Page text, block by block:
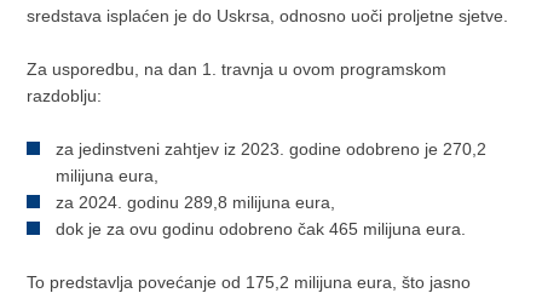
sredstava isplaćen je do Uskrsa, odnosno uoči proljetne sjetve.
Za usporedbu, na dan 1. travnja u ovom programskom
razdoblju:
za jedinstveni zahtjev iz 2023. godine odobreno je 270,2
milijuna eura,
za 2024. godinu 289,8 milijuna eura,
dok je za ovu godinu odobreno čak 465 milijuna eura.
To predstavlja povećanje od 175,2 milijuna eura, što jasno